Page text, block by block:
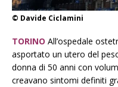
© Davide Ciclamini
TORINO All’ospedale
asportato un utero del
donna di 50 anni con
creavano sintomi definiti